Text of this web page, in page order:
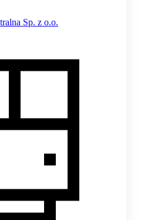
Sp. z o.o.